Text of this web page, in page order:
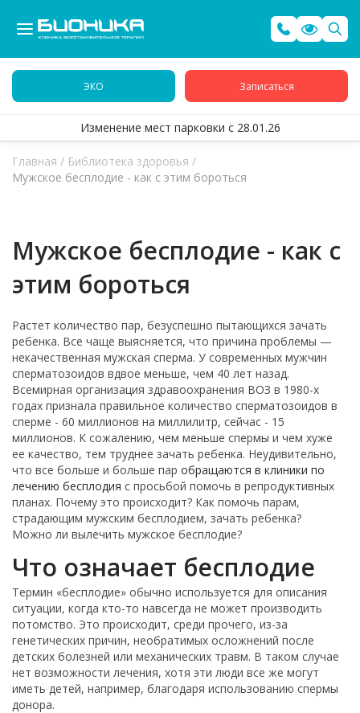
ЭКО Записаться
Изменение мест парковки с 28.01.26
Главная / Библиотека здоровья /
Мужское бесплодие - как с этим бороться
Мужское бесплодие - как с
этим бороться
Растет количество пар, безуспешно пытающихся зачать
ребенка. Все чаще выясняется, что причина проблемы —
некачественная мужская сперма. У современных мужчин
сперматозоидов вдвое меньше, чем 40 лет назад.
Всемирная организация здравоохранения ВОЗ в 1980-х
годах признала правильное количество сперматозоидов в
сперме - 60 миллионов на миллилитр, сейчас - 15
миллионов. К сожалению, чем меньше спермы и чем хуже
ее качество, тем труднее зачать ребенка. Неудивительно,
что все больше и больше пар обращаются в клиники по
лечению бесплодия с просьбой помочь в репродуктивных
планах. Почему это происходит? Как помочь парам,
страдающим мужским бесплодием, зачать ребенка?
Можно ли вылечить мужское бесплодие?
Что означает бесплодие
Термин «бесплодие» обычно используется для описания
ситуации, когда кто-то навсегда не может производить
потомство. Это происходит, среди прочего, из-за
генетических причин, необратимых осложнений после
детских болезней или механических травм. В таком случае
нет возможности лечения, хотя эти люди все же могут
иметь детей, например, благодаря использованию спермы
донора.